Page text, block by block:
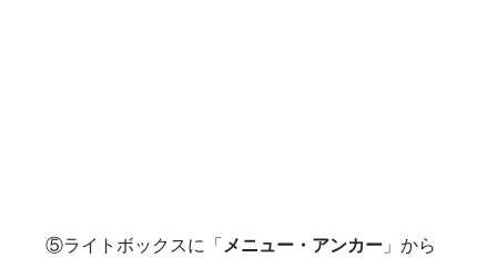
⑤ライトボックスに「メニュー・アンカー」から